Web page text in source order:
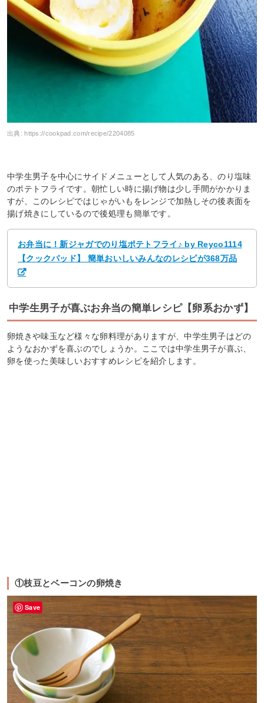
出典: https://cookpad.com/recipe/2204085
中学生男子を中心にサイドメニューとして人気のある、のり塩味
のポテトフライです。朝忙しい時に揚げ物は少し手間がかかりま
すが、このレシピではじゃがいもをレンジで加熱しその後表面を
揚げ焼きにしているので後処理も簡単です。
お弁当に！新ジャガでのり塩ポテトフライ♪ by Reyco1114
【クックパッド】 簡単おいしいみんなのレシピが368万品
中学生男子が喜ぶお弁当の簡単レシピ【卵系おかず】
卵焼きや味玉など様々な卵料理がありますが、中学生男子はどの
ようなおかずを喜ぶのでしょうか。ここでは中学生男子が喜ぶ、
卵を使った美味しいおすすめレシピを紹介します。
①枝豆とベーコンの卵焼き
Save